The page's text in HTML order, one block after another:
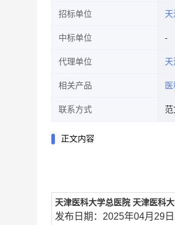
招标单位
中标单位
代理单位 天
相关产品
联系方式 范
正文内容
天津医科大学总医院 天津医科
发布日期：2025年04月29